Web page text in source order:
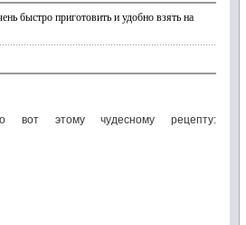
быстро приготовить и удобно взять на
этому чудесному рецепту: